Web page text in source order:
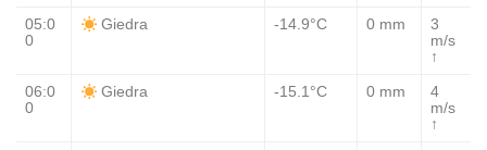
05:0
0
Giedra -14.9°C 0 mm
3
m/s
↑
06:0
0
Giedra -15.1°C 0 mm
4
m/s
↑